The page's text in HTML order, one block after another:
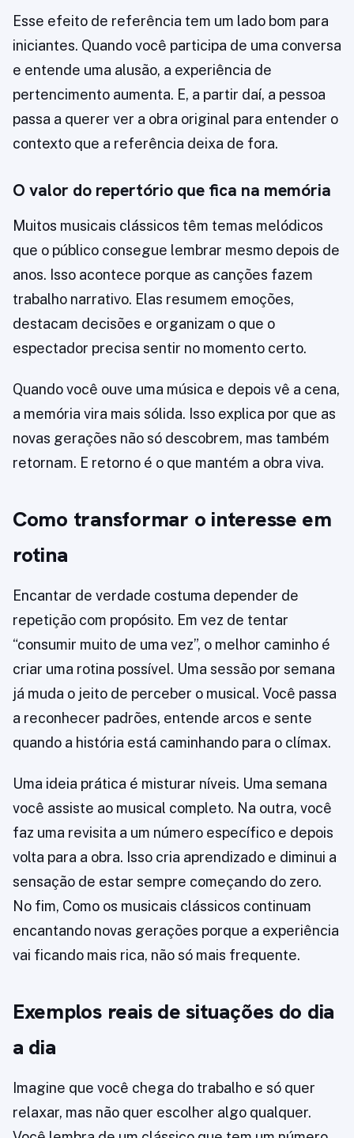
Esse efeito de referência tem um lado bom para
iniciantes. Quando você participa de uma conversa
e entende uma alusão, a experiência de
pertencimento aumenta. E, a partir daí, a pessoa
passa a querer ver a obra original para entender o
contexto que a referência deixa de fora.
O valor do repertório que fica na memória
Muitos musicais clássicos têm temas melódicos
que o público consegue lembrar mesmo depois de
anos. Isso acontece porque as canções fazem
trabalho narrativo. Elas resumem emoções,
destacam decisões e organizam o que o
espectador precisa sentir no momento certo.
Quando você ouve uma música e depois vê a cena,
a memória vira mais sólida. Isso explica por que as
novas gerações não só descobrem, mas também
retornam. E retorno é o que mantém a obra viva.
Como transformar o interesse em
rotina
Encantar de verdade costuma depender de
repetição com propósito. Em vez de tentar
“consumir muito de uma vez”, o melhor caminho é
criar uma rotina possível. Uma sessão por semana
já muda o jeito de perceber o musical. Você passa
a reconhecer padrões, entende arcos e sente
quando a história está caminhando para o clímax.
Uma ideia prática é misturar níveis. Uma semana
você assiste ao musical completo. Na outra, você
faz uma revisita a um número específico e depois
volta para a obra. Isso cria aprendizado e diminui a
sensação de estar sempre começando do zero.
No fim, Como os musicais clássicos continuam
encantando novas gerações porque a experiência
vai ficando mais rica, não só mais frequente.
Exemplos reais de situações do dia
a dia
Imagine que você chega do trabalho e só quer
relaxar, mas não quer escolher algo qualquer.